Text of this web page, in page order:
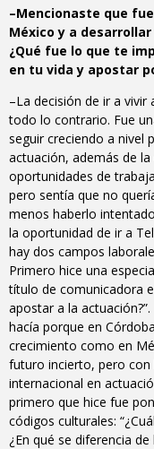
–Mencionaste que
México y a
¿Qué fue lo que te
en tu vida y apostar
–La decisión de ir a
todo lo contrario. Fue
seguir creciendo a nivel
actuación, además de
oportunidades de
pero sentía que no
menos haberlo
la oportunidad de ir a
hay dos campos
Primero hice una
título de comunicadora
apostar a la
hacía porque en
crecimiento como en
futuro incierto, pero con
internacional en
primero que hice fue
códigos culturales:
¿En qué se diferencia